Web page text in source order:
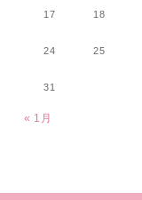
17 18
24 25
31
« 1月